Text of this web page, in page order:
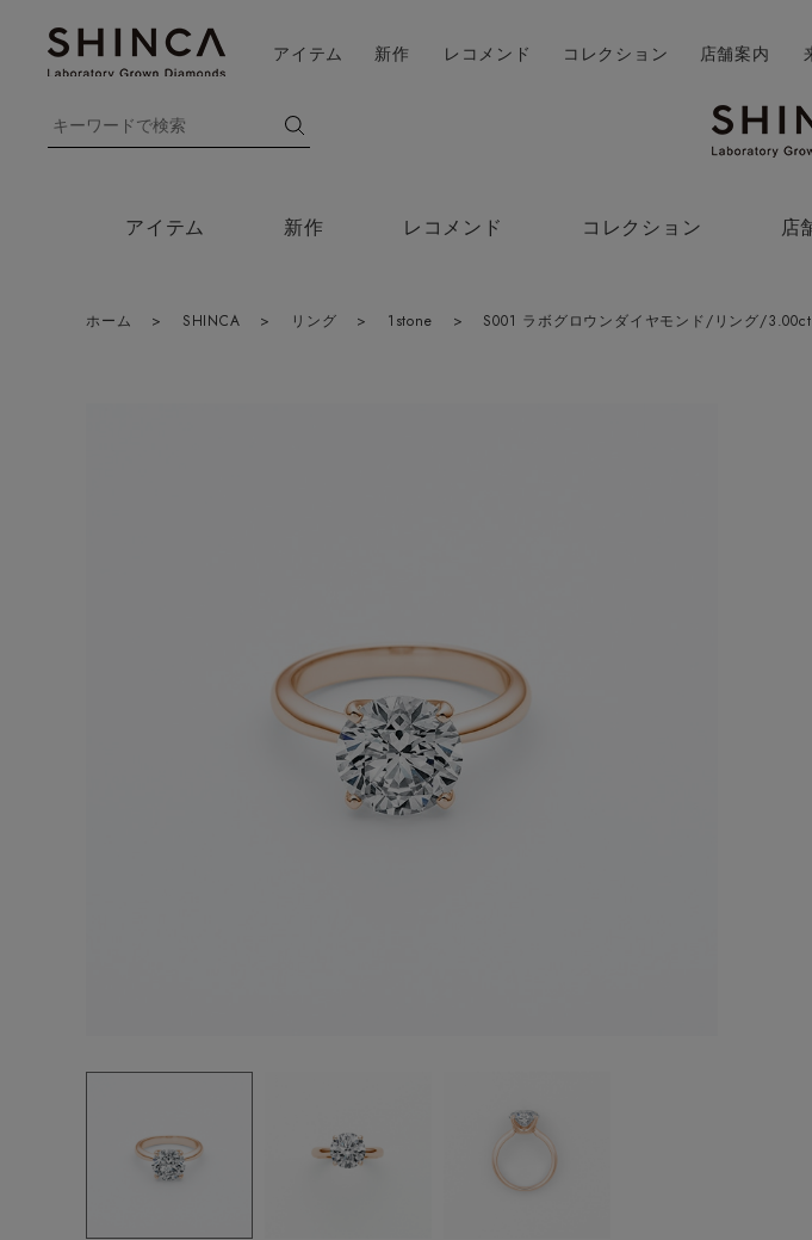
アイテム 新作 レコメンド コレクション 店
アイテム 新作 レコメンド コレクション 店舗案内
ホーム > SHINCA > リング > 1stone > S001 ラボグロウンダイヤモンド/リング/3.00ct